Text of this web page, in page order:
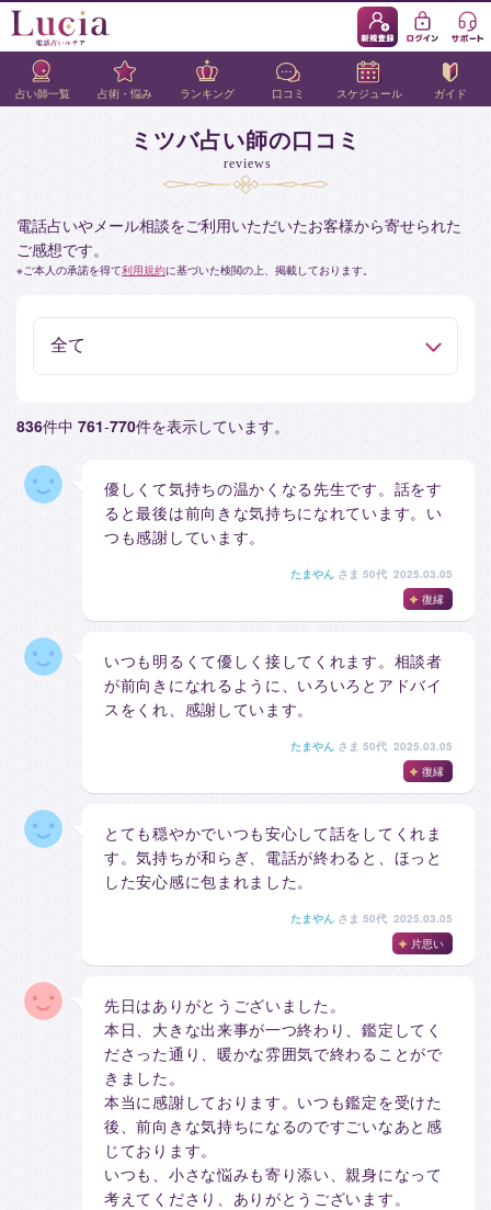
占い師一覧 占術・悩み ランキング 口コミ スケジュール ガイド
ミツバ占い師の口コミ
reviews
電話占いやメール相談をご利用いただいたお客様から寄せられた
ご感想です。
ご本人の承諾を得て利用規約に基づいた検閲の上、掲載しております。
836件中 761-770件を表示しています。
優しくて気持ちの温かくなる先生です。話をす
ると最後は前向きな気持ちになれています。い
つも感謝しています。
たまやん さま 50代 2025.03.05
復縁
いつも明るくて優しく接してくれます。相談者
が前向きになれるように、いろいろとアドバイ
スをくれ、感謝しています。
たまやん さま 50代 2025.03.05
復縁
とても穏やかでいつも安心して話をしてくれま
す。気持ちが和らぎ、電話が終わると、ほっと
した安心感に包まれました。
たまやん さま 50代 2025.03.05
片思い
先日はありがとうございました。
本日、大きな出来事が一つ終わり、鑑定してく
ださった通り、暖かな雰囲気で終わることがで
きました。
本当に感謝しております。いつも鑑定を受けた
後、前向きな気持ちになるのですごいなあと感
じております。
いつも、小さな悩みも寄り添い、親身になって
考えてくださり、ありがとうございます。